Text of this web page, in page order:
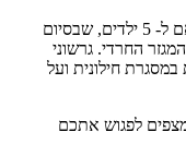
באירוע התארחה הדוקטורנטית חיה גרשוני, אם ל- 5 ילדים, שבסיום
החרדי. גרשוני
חילונית ועל
לפגוש אתכם